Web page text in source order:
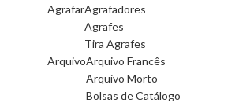
AgrafarAgrafadores
Agrafes
Tira Agrafes
ArquivoArquivo Francês
Arquivo Morto
Bolsas de Catálogo